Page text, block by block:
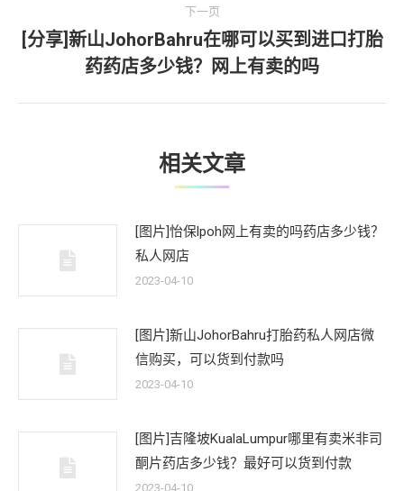
下一页
下
一
文
[分享]新山JohorBahru在哪可以买到进口打胎
药药店多少钱？网上有卖的吗
相关文章
[图片]怡保lpoh网上有卖的吗药店多少钱？
私人网店
2023-04-10
[图片]新山JohorBahru打胎药私人网店微
信购买，可以货到付款吗
2023-04-10
[图片]吉隆坡KualaLumpur哪里有卖米非司
酮片药店多少钱？最好可以货到付款
2023-04-10